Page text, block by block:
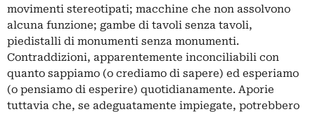
movimenti stereotipati; macchine che non assolvono
alcuna funzione; gambe di tavoli senza tavoli,
piedistalli di monumenti senza monumenti.
Contraddizioni, apparentemente inconciliabili con
quanto sappiamo (o crediamo di sapere) ed esperiamo
(o pensiamo di esperire) quotidianamente. Aporie
tuttavia che, se adeguatamente impiegate, potrebbero